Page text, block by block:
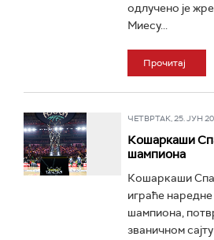
одлучено је
Миесу...
Прочитај
ЧЕТВРТАК, 25. ЈУН
Кошаркаши
шампиона
Кошаркаши
играће
шампиона,
званичном